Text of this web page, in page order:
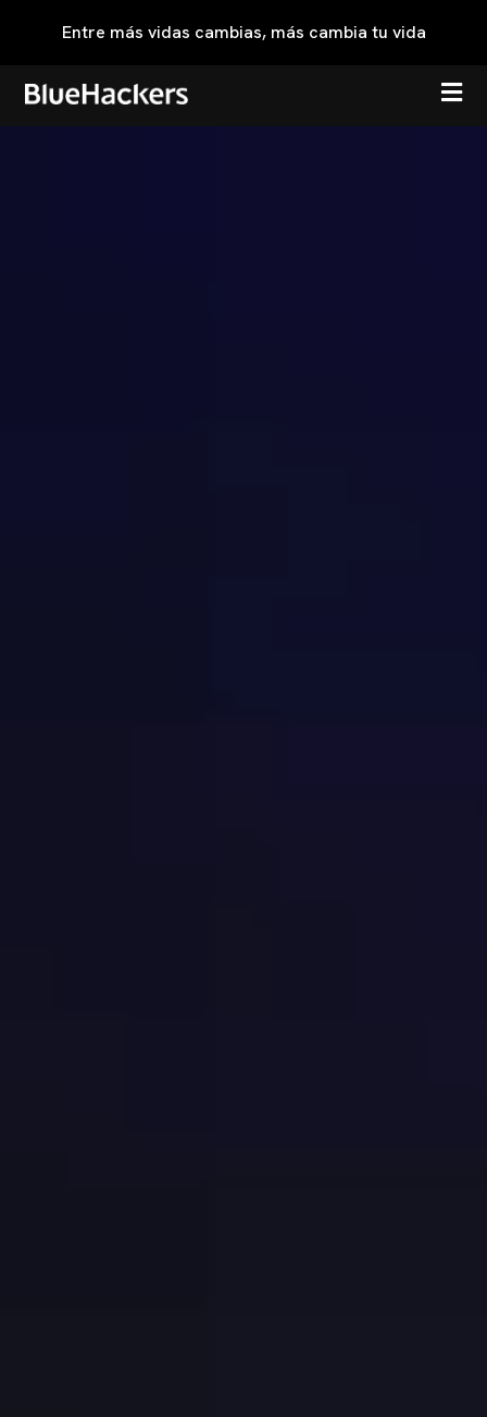
Entre más vidas cambias, más cambia tu vida